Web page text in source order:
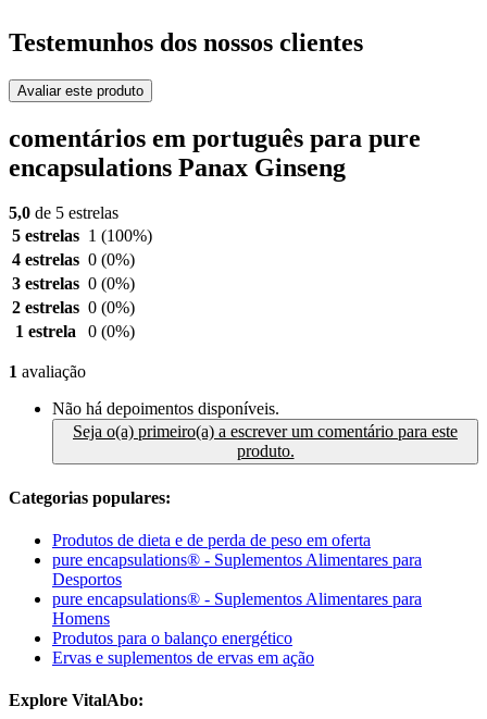
Testemunhos dos nossos clientes
Avaliar este produto
comentários em português para pure
encapsulations Panax Ginseng
5,0 de 5 estrelas
5 estrelas 1 (100%)
4 estrelas 0 (0%)
3 estrelas 0 (0%)
2 estrelas 0 (0%)
1 estrela
0 (0%)
1 avaliação
Não há depoimentos disponíveis.
Seja o(a) primeiro(a) a escrever um comentário para este
produto.
Categorias populares:
Produtos de dieta e de perda de peso em oferta
pure encapsulations® - Suplementos Alimentares para
Desportos
pure encapsulations® - Suplementos Alimentares para
Homens
Produtos para o balanço energético
Ervas e suplementos de ervas em ação
Explore VitalAbo: